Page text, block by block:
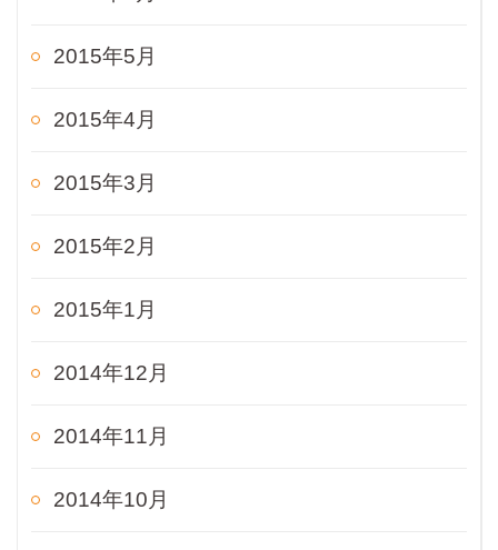
2015年5月
2015年4月
2015年3月
2015年2月
2015年1月
2014年12月
2014年11月
2014年10月